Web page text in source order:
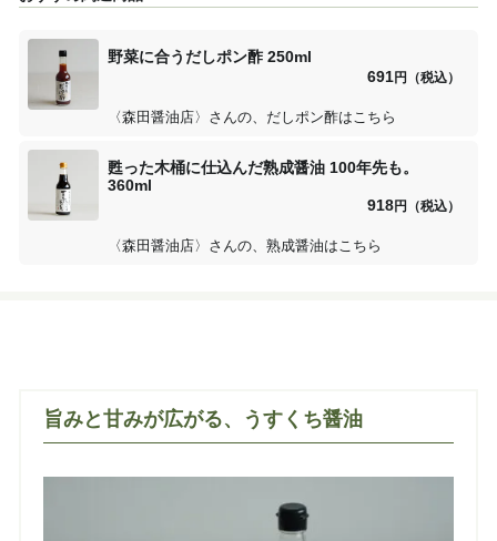
野菜に合うだしポン酢 250ml
691円（税込）
〈森田醤油店〉さんの、だしポン酢はこちら
甦った木桶に仕込んだ熟成醤油 100年先も。
360ml
918円（税込）
〈森田醤油店〉さんの、熟成醤油はこちら
旨みと甘みが広がる、うすくち醤油